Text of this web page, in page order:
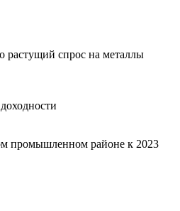
растущий спрос на металлы
промышленном районе к 2023